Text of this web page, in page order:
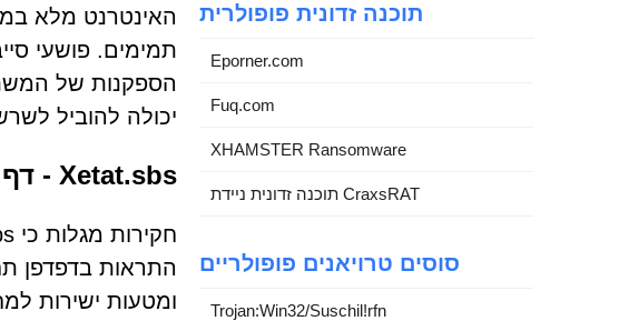
האינטרנט מלא
תמימים. פושעי
יכולה להוביל
Xetat.sbs - דף מטעה עם כוונות נסתרות
התראות בדפדפן
ומטעות ישירות
תוכנה זדונית פופולרית
Eporner.com
Fuq.com
XHAMSTER Ransomware
תוכנה זדונית ניידת CraxsRAT
סוסים טרויאנים פופולריים
Trojan:Win32/Suschil!rfn